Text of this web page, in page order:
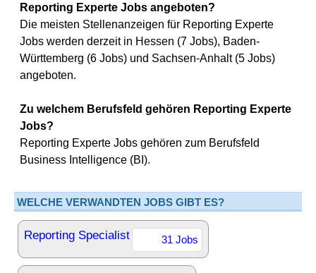
Reporting Experte Jobs angeboten?
Die meisten Stellenanzeigen für Reporting Experte
Jobs werden derzeit in Hessen (7 Jobs), Baden-
Württemberg (6 Jobs) und Sachsen-Anhalt (5 Jobs)
angeboten.
Zu welchem Berufsfeld gehören Reporting Experte
Jobs?
Reporting Experte Jobs gehören zum Berufsfeld
Business Intelligence (BI).
WELCHE VERWANDTEN JOBS GIBT ES?
Reporting Specialist 31 Jobs